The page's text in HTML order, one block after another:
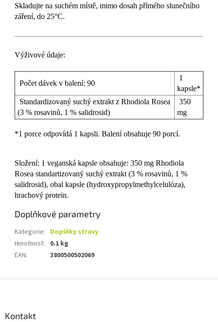
Skladujte na suchém místě, mimo dosah přímého slunečního
záření, do 25°C.
Výživové údaje:
Počet dávek v balení: 90
1
kapsle*
Standardizovaný suchý extrakt z Rhodiola Rosea
(3 % rosavinů, 1 % salidrosid)
350
mg
*1 porce odpovídá 1 kapsli. Balení obsahuje 90 porcí.
Složení: 1 veganská kapsle obsahuje: 350 mg Rhodiola
Rosea standartizovaný suchý extrakt (3 % rosavinů, 1 %
salidrosid), obal kapsle (hydroxypropylmethylcelulóza),
hrachový protein.
Doplňkové parametry
Kategorie: Doplňky stravy
Hmotnost:
0.1 kg
EAN: 3800500502069
Kontakt